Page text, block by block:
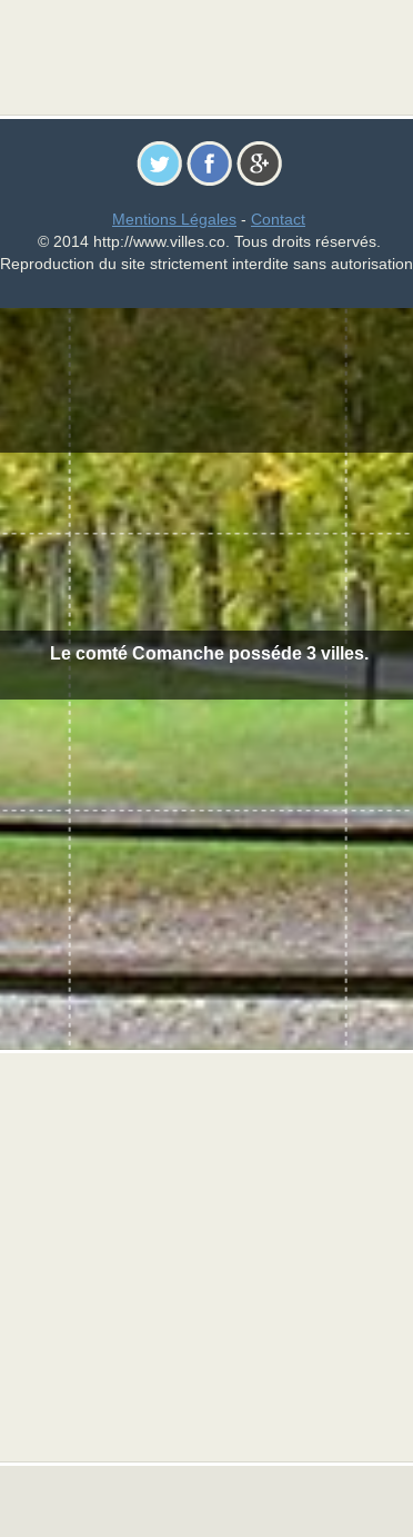
Mentions Légales - Contact
© 2014 http://www.villes.co. Tous droits réservés.
Reproduction du site strictement interdite sans autorisation.
Le comté Comanche posséde 3 villes.